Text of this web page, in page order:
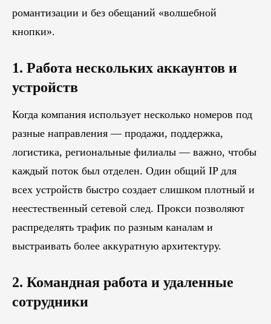
романтизации и без обещаний «волшебной
кнопки».
1. Работа нескольких аккаунтов и
устройств
Когда компания использует несколько номеров под
разные направления — продажи, поддержка,
логистика, региональные филиалы — важно, чтобы
каждый поток был отделен. Один общий IP для
всех устройств быстро создает слишком плотный и
неестественный сетевой след. Прокси позволяют
распределять трафик по разным каналам и
выстраивать более аккуратную архитектуру.
2. Командная работа и удаленные
сотрудники